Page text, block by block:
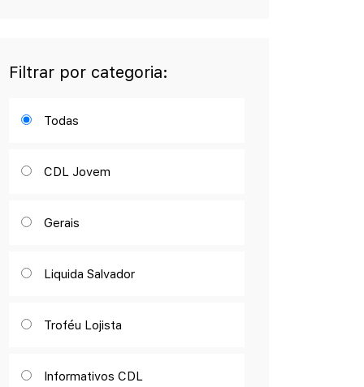
Filtrar por categoria:
Todas
CDL Jovem
Gerais
Liquida Salvador
Troféu Lojista
Informativos CDL